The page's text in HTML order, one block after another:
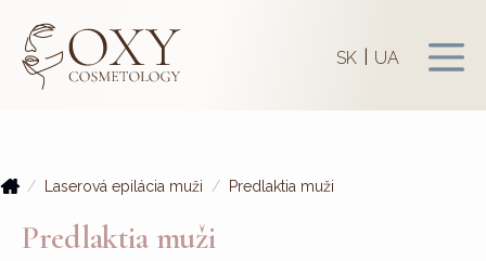
SK UA
Laserová epilácia muži Predlaktia muži
Predlaktia muži